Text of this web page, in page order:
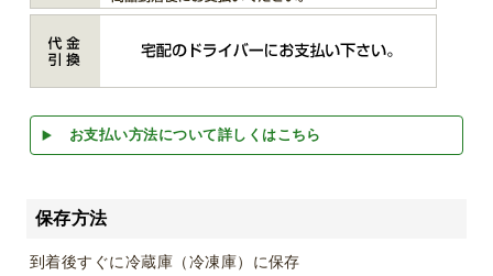
お支払い方法について詳しくはこちら
保存方法
到着後すぐに冷蔵庫（冷凍庫）に保存